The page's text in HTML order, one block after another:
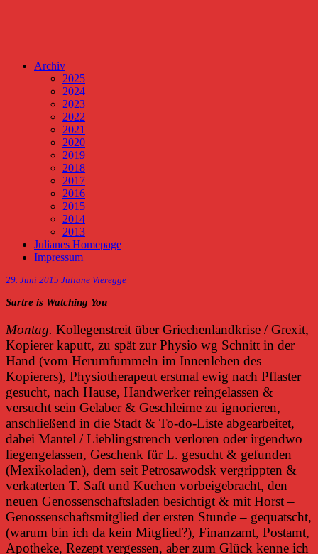
Archiv
2025
2024
2023
2022
2021
2020
2019
2018
2017
2016
2015
2014
2013
Julianes Homepage
Impressum
29. Juni 2015 Juliane Vieregge
Sartre is Watching You
Montag. Kollegenstreit über Griechenlandkrise / Grexit,
Kopierer kaputt, zu spät zur Physio wg Schnitt in der
Hand (vom Herumfummeln im Innenleben des
Kopierers), Physiotherapeut erstmal ewig nach Pflaster
gesucht, nach Hause, Handwerker reingelassen &
versucht sein Gelaber & Geschleime zu ignorieren,
anschließend in die Stadt & To-do-Liste abgearbeitet,
dabei Mantel / Lieblingstrench verloren oder irgendwo
liegengelassen, Geschenk für L. gesucht & gefunden
(Mexikoladen), dem seit Petrosawodsk vergrippten &
verkaterten T. Saft und Kuchen vorbeigebracht, den
neuen Genossenschaftsladen besichtigt & mit Horst –
Genossenschaftsmitglied der ersten Stunde – gequatscht,
(warum bin ich da kein Mitglied?), Finanzamt, Postamt,
Apotheke, Rezept vergessen, aber zum Glück kenne ich